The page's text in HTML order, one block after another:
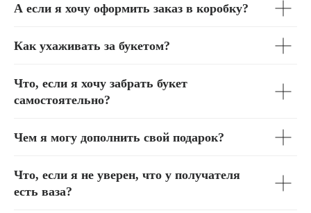
А если я хочу оформить заказ в коробку?
Как ухаживать за букетом?
Что, если я хочу забрать букет
самостоятельно?
Чем я могу дополнить свой подарок?
Что, если я не уверен, что у получателя
есть ваза?
КАК ОФОРМИТЬ
ЗАКАЗ?
смотрите
также